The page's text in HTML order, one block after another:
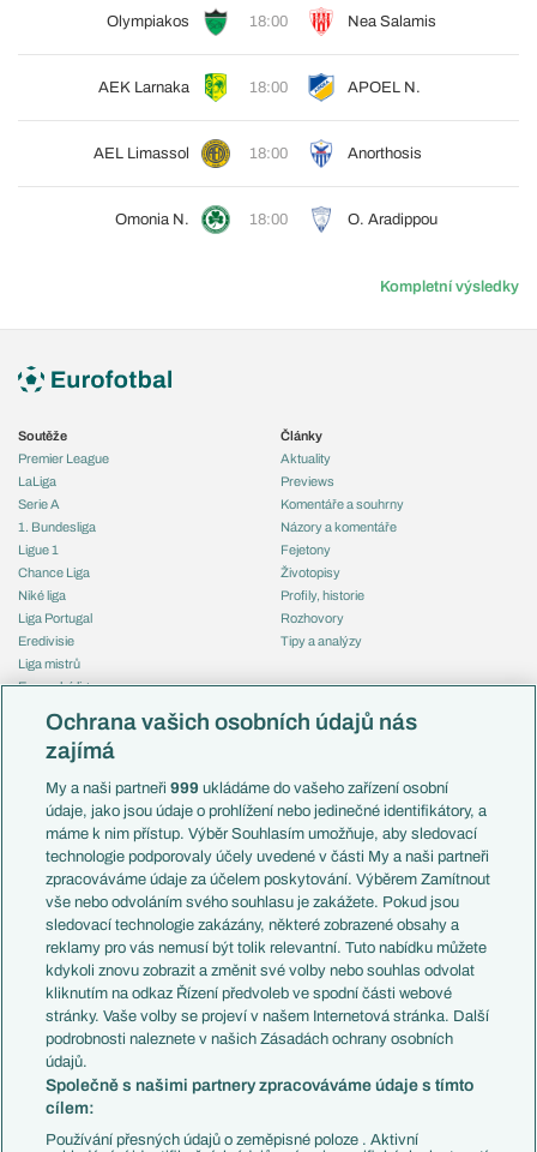
Olympiakos 18:00 Nea Salamis
AEK Larnaka 18:00 APOEL N.
AEL Limassol 18:00 Anorthosis
Omonia N. 18:00 O. Aradippou
Kompletní výsledky
Soutěže
Premier League
LaLiga
Serie A
1. Bundesliga
Ligue 1
Chance Liga
Niké liga
Liga Portugal
Eredivisie
Liga mistrů
Evropská liga
Mistrovství světa
Liga národů
Témata
Představení týmů MS
EuroSkauting
PL v kostce
Evropské koeficienty
Přestupy
Přestupové spekulace
Zranění
Kluby
Arsenal FC
Chelsea FC
Manchester United
AC Milán
Juventus FC
Články
Aktuality
Previews
Komentáře a souhrny
Názory a komentáře
Fejetony
Životopisy
Profily, historie
Rozhovory
Tipy a analýzy
Česko
Francie
Itálie
Německo
Španělsko
Argentina
Brazílie
Přestupy
Zápasy
Livescore
Tipovací soutěž
Ochrana vašich osobních údajů nás
zajímá
My a naši partneři999 ukládáme do vašeho zařízení osobní
údaje, jako jsou údaje o prohlížení nebo jedinečné identifikátory, a
máme k nim přístup. Výběr Souhlasím umožňuje, aby sledovací
technologie podporovaly účely uvedené v části My a naši partneři
zpracováváme údaje za účelem poskytování. Výběrem Zamítnout
vše nebo odvoláním svého souhlasu je zakážete. Pokud jsou
sledovací technologie zakázány, některé zobrazené obsahy a
reklamy pro vás nemusí být tolik relevantní. Tuto nabídku můžete
kdykoli znovu zobrazit a změnit své volby nebo souhlas odvolat
kliknutím na odkaz Řízení předvoleb ve spodní části webové
stránky. Vaše volby se projeví v našem Internetová stránka. Další
podrobnosti naleznete v našich Zásadách ochrany osobních
údajů.
Společně s našimi partnery zpracováváme údaje s tímto
cílem:
Používání přesných údajů o zeměpisné poloze . Aktivní